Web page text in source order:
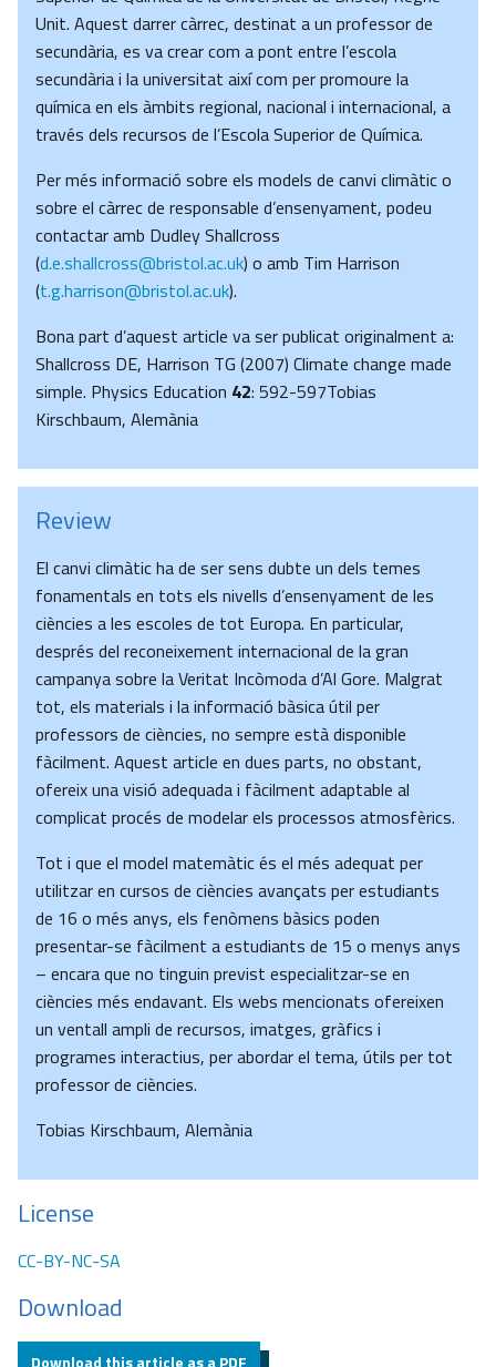
Unit. Aquest darrer càrrec, destinat a un professor de
secundària, es va crear com a pont entre l’escola
secundària i la universitat així com per promoure la
química en els àmbits regional, nacional i internacional, a
través dels recursos de l’Escola Superior de Química.
Per més informació sobre els models de canvi climàtic o
sobre el càrrec de responsable d’ensenyament, podeu
contactar amb Dudley Shallcross
(d.e.shallcross@bristol.ac.uk) o amb Tim Harrison
(t.g.harrison@bristol.ac.uk).
Bona part d’aquest article va ser publicat originalment a:
Shallcross DE, Harrison TG (2007) Climate change made
simple. Physics Education 42: 592-597Tobias
Kirschbaum, Alemània
Review
El canvi climàtic ha de ser sens dubte un dels temes
fonamentals en tots els nivells d’ensenyament de les
ciències a les escoles de tot Europa. En particular,
després del reconeixement internacional de la gran
campanya sobre la Veritat Incòmoda d’Al Gore. Malgrat
tot, els materials i la informació bàsica útil per
professors de ciències, no sempre està disponible
fàcilment. Aquest article en dues parts, no obstant,
ofereix una visió adequada i fàcilment adaptable al
complicat procés de modelar els processos atmosfèrics.
Tot i que el model matemàtic és el més adequat per
utilitzar en cursos de ciències avançats per estudiants
de 16 o més anys, els fenòmens bàsics poden
presentar-se fàcilment a estudiants de 15 o menys anys
– encara que no tinguin previst especialitzar-se en
ciències més endavant. Els webs mencionats ofereixen
un ventall ampli de recursos, imatges, gràfics i
programes interactius, per abordar el tema, útils per tot
professor de ciències.
Tobias Kirschbaum, Alemània
License
CC-BY-NC-SA
Download
Download this article as a PDF